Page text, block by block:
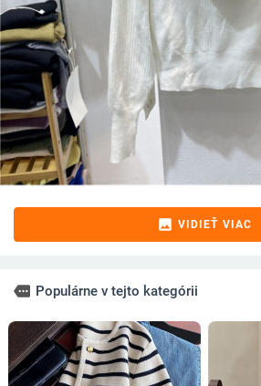
image VIDIEŤ VIAC
more Populárne v tejto kategórii